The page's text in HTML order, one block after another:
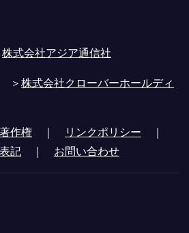
株式会社アジア通信社
＞株式会社クローバーホールディ
著作権 ｜ リンクポリシー ｜
記 ｜ お問い合わせ